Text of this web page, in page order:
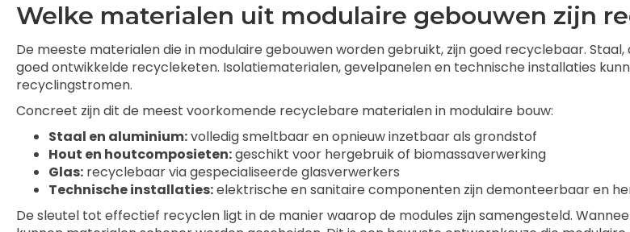
Welke materialen uit modulaire gebouwen zijn
De meeste materialen die in modulaire gebouwen worden gebruikt, zijn goed recyclebaar.
goed ontwikkelde recycleketen. Isolatiematerialen, gevelpanelen en technische installaties
recyclingstromen.
Concreet zijn dit de meest voorkomende recyclebare materialen in modulaire bouw:
Staal en aluminium:volledig smeltbaar en opnieuw inzetbaar als grondstof
Hout en houtcomposieten:geschikt voor hergebruik of biomassaverwerking
Glas: recyclebaar via gespecialiseerde glasverwerkers
Technische installaties:elektrische en sanitaire componenten zijn demonteerbaar en
De sleutel tot effectief recyclen ligt in de manier waarop de modules zijn samengesteld.